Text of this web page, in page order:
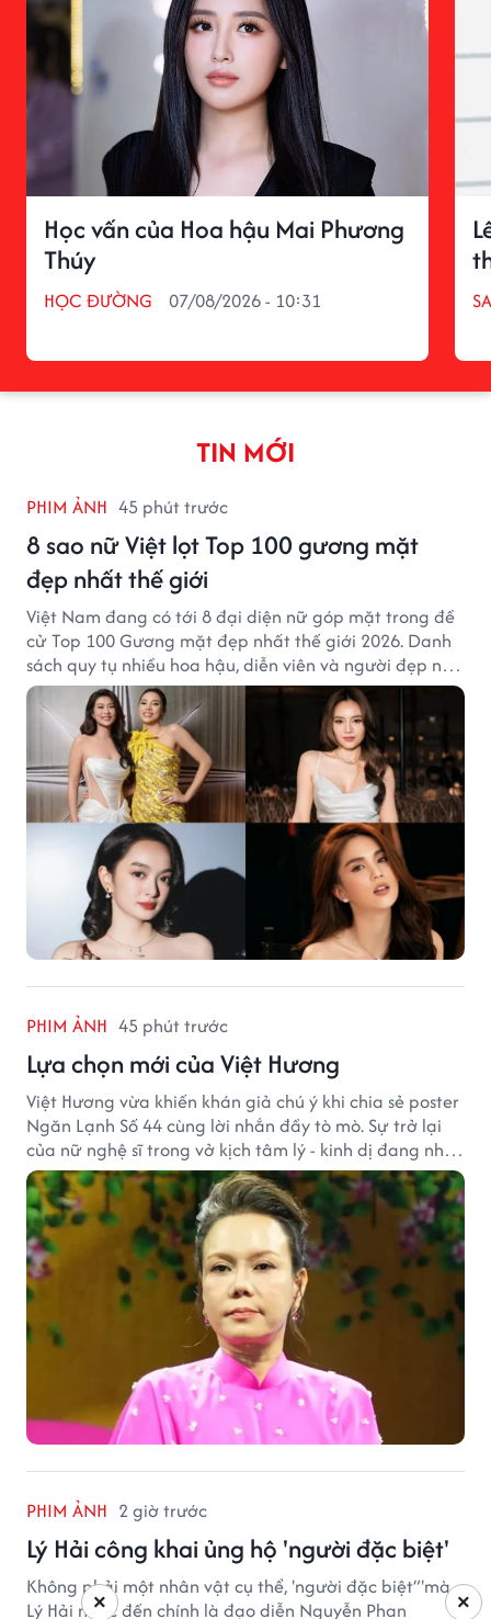
Học vấn của Hoa hậu Mai Phương
Thúy
HỌC ĐƯỜNG 07/08/2026 - 10:31
TIN MỚI
PHIM ẢNH 45 phút trước
8 sao nữ Việt lọt Top 100 gương mặt
đẹp nhất thế giới
Việt Nam đang có tới 8 đại diện nữ góp mặt trong đề
cử Top 100 Gương mặt đẹp nhất thế giới 2026. Danh
sách quy tụ nhiều hoa hậu, diễn viên và người đẹp nổi
tiếng của showbiz Việt.
PHIM ẢNH 45 phút trước
Lựa chọn mới của Việt Hương
Việt Hương vừa khiến khán giả chú ý khi chia sẻ poster
Ngăn Lạnh Số 44 cùng lời nhắn đầy tò mò. Sự trở lại
của nữ nghệ sĩ trong vở kịch tâm lý - kinh dị đang nhận
được nhiều quan tâm từ công chúng.
PHIM ẢNH 2 giờ trước
Lý Hải công khai ủng hộ 'người đặc biệt'
Không phải một nhân vật cụ thể, 'người đặc biệt”'mà
Lý Hải nhắc đến chính là đạo diễn Nguyễn Phan
×
×